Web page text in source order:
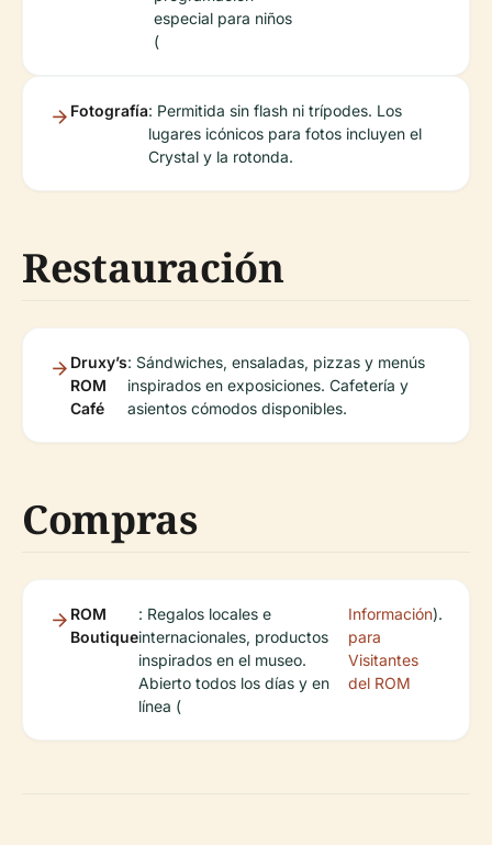
especial para niños
(
Fotografía: Permitida sin flash ni trípodes. Los
lugares icónicos para fotos incluyen el
Crystal y la rotonda.
Restauración
Druxy’s
ROM
Café
: Sándwiches, ensaladas, pizzas y menús
inspirados en exposiciones. Cafetería y
asientos cómodos disponibles.
Compras
ROM
Boutique
: Regalos locales e
internacionales, productos
inspirados en el museo.
Abierto todos los días y en
línea (
Información
para
Visitantes
del ROM
).